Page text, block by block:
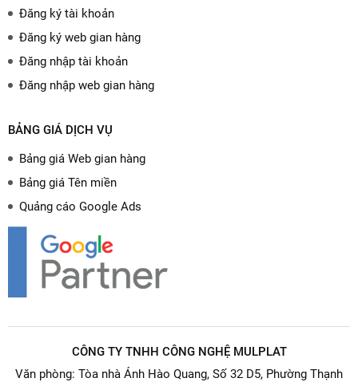
Đăng ký tài khoản
Đăng ký web gian hàng
Đăng nhập tài khoản
Đăng nhập web gian hàng
BẢNG GIÁ DỊCH VỤ
Bảng giá Web gian hàng
Bảng giá Tên miền
Quảng cáo Google Ads
CÔNG TY TNHH CÔNG NGHỆ MULPLAT
Văn phòng: Tòa nhà Ánh Hào Quang, Số 32 D5, Phường Thạnh